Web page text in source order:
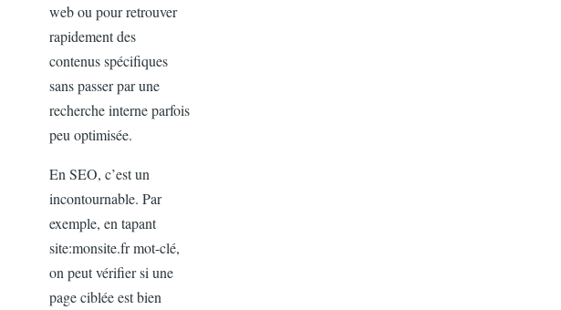
web ou pour retrouver
rapidement des
contenus spécifiques
sans passer par une
recherche interne parfois
peu optimisée.
En SEO, c’est un
incontournable. Par
exemple, en tapant
site:monsite.fr mot-clé,
on peut vérifier si une
page ciblée est bien